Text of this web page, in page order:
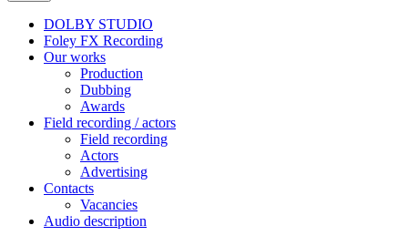
DOLBY STUDIO
Foley FX Recording
Our works
Production
Dubbing
Awards
Field recording / actors
Field recording
Actors
Advertising
Contacts
Vacancies
Audio description